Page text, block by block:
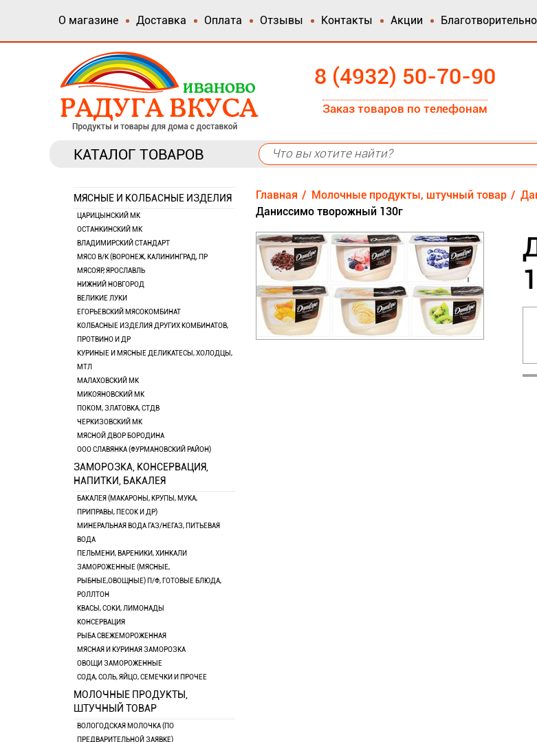
О магазине Доставка Оплата Отзывы Контакты Акции
8 (4932) 50-70-90
Заказ товаров по телефонам
КАТАЛОГ ТОВАРОВ
МЯСНЫЕ И КОЛБАСНЫЕ ИЗДЕЛИЯ
ЦАРИЦЫНСКИЙ МК
ОСТАНКИНСКИЙ МК
ВЛАДИМИРСКИЙ СТАНДАРТ
МЯСО В/К (ВОРОНЕЖ, КАЛИНИНГРАД, ПР
МЯСОЯР, ЯРОСЛАВЛЬ
НИЖНИЙ НОВГОРОД
ВЕЛИКИЕ ЛУКИ
ЕГОРЬЕВСКИЙ МЯСОКОМБИНАТ
КОЛБАСНЫЕ ИЗДЕЛИЯ ДРУГИХ КОМБИНАТОВ,
ПРОТВИНО И ДР
КУРИНЫЕ И МЯСНЫЕ ДЕЛИКАТЕСЫ, ХОЛОДЦЫ,
МТЛ
МАЛАХОВСКИЙ МК
МИКОЯНОВСКИЙ МК
ПОКОМ, ЗЛАТОВКА, СТДВ
ЧЕРКИЗОВСКИЙ МК
МЯСНОЙ ДВОР БОРОДИНА
ООО СЛАВЯНКА (ФУРМАНОВСКИЙ РАЙОН)
ЗАМОРОЗКА, КОНСЕРВАЦИЯ,
НАПИТКИ, БАКАЛЕЯ
БАКАЛЕЯ (МАКАРОНЫ, КРУПЫ, МУКА,
ПРИПРАВЫ, ПЕСОК И ДР)
МИНЕРАЛЬНАЯ ВОДА ГАЗ/НЕГАЗ, ПИТЬЕВАЯ
ВОДА
ПЕЛЬМЕНИ, ВАРЕНИКИ, ХИНКАЛИ
ЗАМОРОЖЕННЫЕ (МЯСНЫЕ,
РЫБНЫЕ,ОВОЩНЫЕ) П/Ф, ГОТОВЫЕ БЛЮДА,
РОЛЛТОН
КВАСЫ, СОКИ, ЛИМОНАДЫ
КОНСЕРВАЦИЯ
РЫБА СВЕЖЕМОРОЖЕННАЯ
МЯСНАЯ И КУРИНАЯ ЗАМОРОЗКА
ОВОЩИ ЗАМОРОЖЕННЫЕ
СОДА, СОЛЬ, ЯЙЦО, СЕМЕЧКИ И ПРОЧЕЕ
МОЛОЧНЫЕ ПРОДУКТЫ,
ШТУЧНЫЙ ТОВАР
ВОЛОГОДСКАЯ МОЛОЧКА (ПО
ПРЕДВАРИТЕЛЬНОЙ ЗАЯВКЕ)
Главная Молочные продукты, штучный товар
Даниссимо творожный 130г